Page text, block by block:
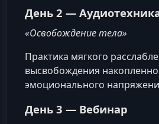
День 2 —
«Освобождение тела»
Практика мягкого
высвобождения
эмоционального
День 3 — Вебинар